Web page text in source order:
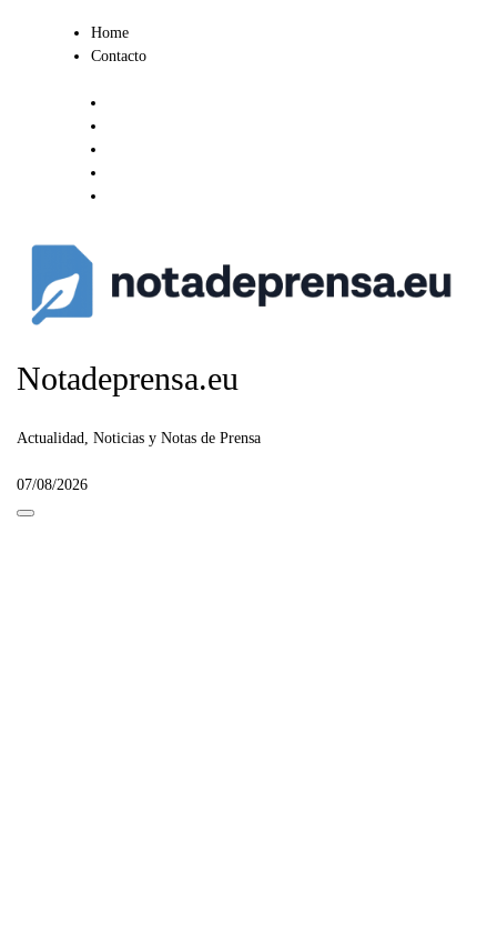
Home
Contacto
Notadeprensa.eu
Actualidad, Noticias y Notas de Prensa
07/08/2026